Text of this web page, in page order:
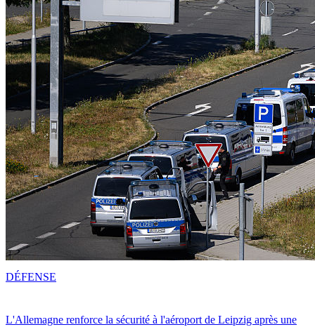
L'Allemagne renforce la sécurité à l'aéroport de Leipzig après une
DÉFENSE